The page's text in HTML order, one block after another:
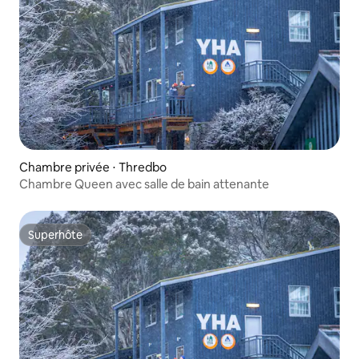
Chambre privée ⋅ Thredbo
Chambre Queen avec salle de bain attenante
Superhôte
Superhôte